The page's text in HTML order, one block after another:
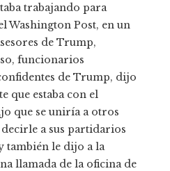
trabajando para
Washington Post, en un
de Trump,
funcionarios
de Trump, dijo
que estaba con el
que se uniría a otros
a sus partidarios
también le dijo a la
llamada de la oficina de